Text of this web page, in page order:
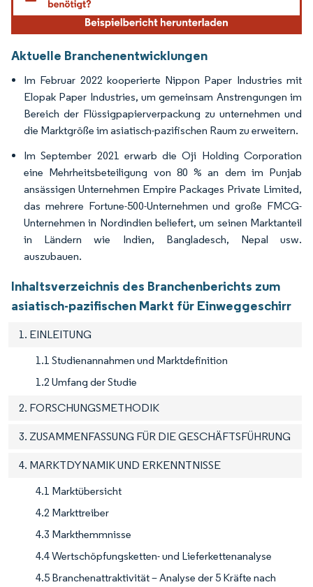
Aktuelle Branchenentwicklungen
Im Februar 2022 kooperierte Nippon Paper Industries mit
Elopak Paper Industries, um gemeinsam Anstrengungen im
Bereich der Flüssigpapierverpackung zu unternehmen und
die Marktgröße im asiatisch-pazifischen Raum zu erweitern.
Im September 2021 erwarb die Oji Holding Corporation
eine Mehrheitsbeteiligung von 80 % an dem im Punjab
ansässigen Unternehmen Empire Packages Private Limited,
das mehrere Fortune-500-Unternehmen und große FMCG-
Unternehmen in Nordindien beliefert, um seinen Marktanteil
in Ländern wie Indien, Bangladesch, Nepal usw.
auszubauen.
Inhaltsverzeichnis des Branchenberichts zum
asiatisch-pazifischen Markt für Einweggeschirr
1. EINLEITUNG
1.1 Studienannahmen und Marktdefinition
1.2 Umfang der Studie
2. FORSCHUNGSMETHODIK
3. ZUSAMMENFASSUNG FÜR DIE GESCHÄFTSFÜHRUNG
4. MARKTDYNAMIK UND ERKENNTNISSE
4.1 Marktübersicht
4.2 Markttreiber
4.3 Markthemmnisse
4.4 Wertschöpfungsketten- und Lieferkettenanalyse
4.5 Branchenattraktivität – Analyse der 5 Kräfte nach